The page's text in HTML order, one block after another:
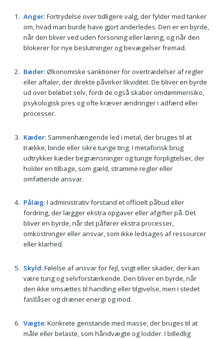
Anger: Fortrydelse over tidligere valg, der fylder med tanker
om, hvad man burde have gjort anderledes. Den er en byrde,
når den bliver ved uden forsoning eller læring, og når den
blokerer for nye beslutninger og bevægelser fremad.
Bøder: Økonomiske sanktioner for overtrædelser af regler
eller aftaler, der direkte påvirker likviditet. De bliver en byrde
ud over beløbet selv, fordi de også skaber omdømmerisiko,
psykologisk pres og ofte kræver ændringer i adfærd eller
processer.
Kæder: Sammenhængende led i metal, der bruges til at
trække, binde eller sikre tunge ting. I metaforisk brug
udtrykker kæder begrænsninger og tunge forpligtelser, der
holder en tilbage, som gæld, stramme regler eller
omfattende ansvar.
Pålæg: I administrativ forstand et officielt påbud eller
fordring, der lægger ekstra opgaver eller afgifter på. Det
bliver en byrde, når det påfører ekstra processer,
omkostninger eller ansvar, som ikke ledsages af ressourcer
eller klarhed.
Skyld: Følelse af ansvar for fejl, svigt eller skader, der kan
være tung og selvforstærkende. Den bliver en byrde, når
den ikke omsættes til handling eller tilgivelse, men i stedet
fastlåser og dræner energi og mod.
Vægte: Konkrete genstande med masse, der bruges til at
måle eller belaste, som håndvægte og lodder. I billedlig